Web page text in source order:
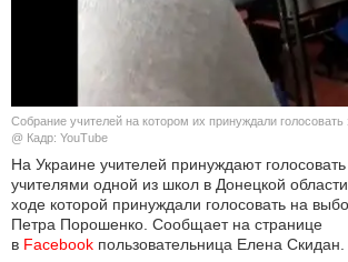
НАУКА
СПОРТ
АВТО И МОТО
ЭГОИЗМ
Собрание учителей на котором их принуждали
@ Кадр: YouTube
На Украине учителей принуждают
учителями одной из школ в Донецкой
ходе которой принуждали голосовать на
Петра Порошенко. Сообщает на странице
в Facebook пользовательница Елена Скидан.